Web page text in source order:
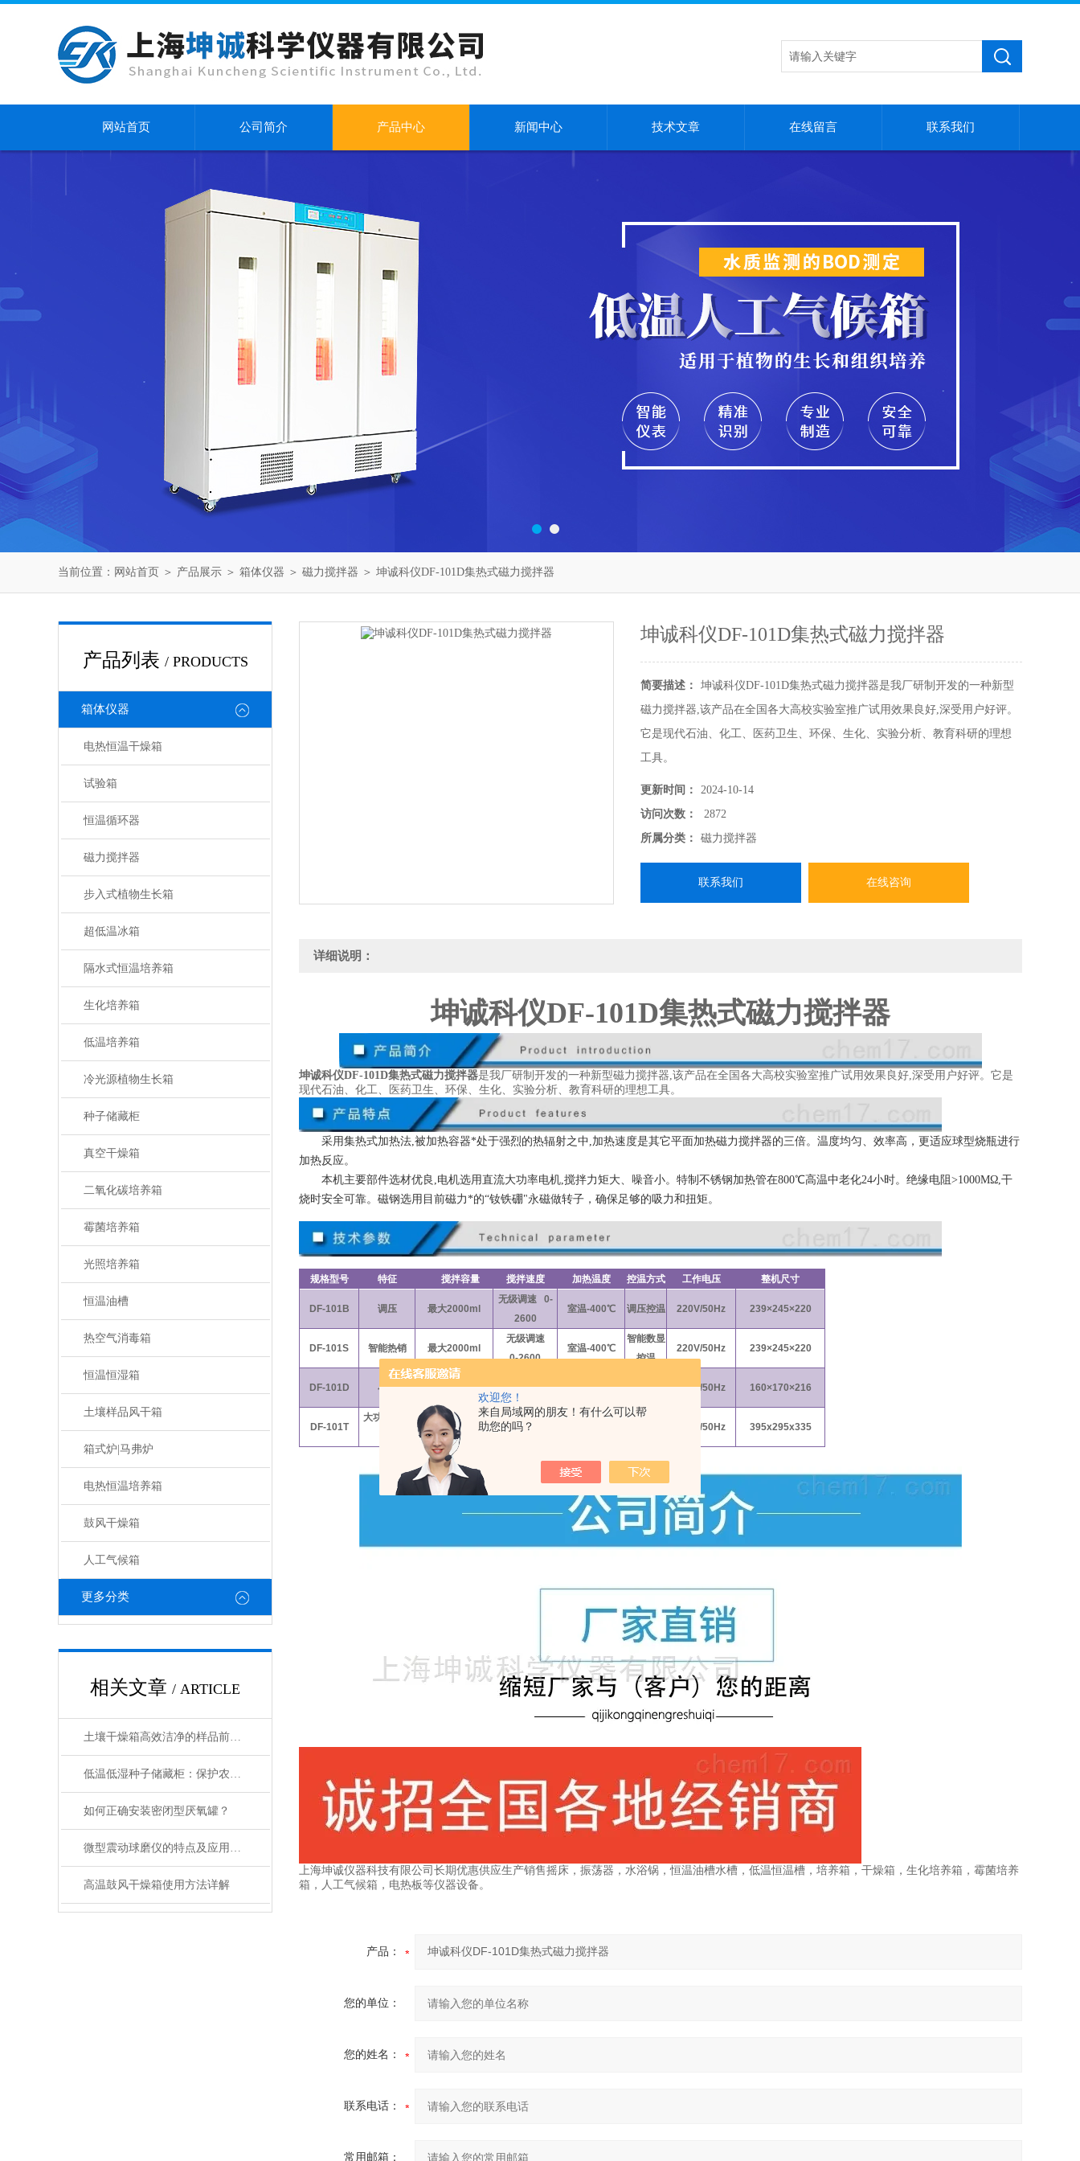
欢迎您！
来自局域网的朋友！有什么可以帮
助您的吗？
网站首页 公司简介 产品中心 新闻中心 技术文章 在线留言 联系我们
当前位置： 网站首页 ＞ 产品展示 ＞ 箱体仪器 ＞ 磁力搅拌器 ＞ 坤诚科仪DF-101D集热式磁力搅拌器
产品列表 / PRODUCTS
箱体仪器
电热恒温干燥箱
试验箱
恒温循环器
磁力搅拌器
步入式植物生长箱
超低温冰箱
隔水式恒温培养箱
生化培养箱
低温培养箱
冷光源植物生长箱
种子储藏柜
真空干燥箱
二氧化碳培养箱
霉菌培养箱
光照培养箱
恒温油槽
热空气消毒箱
恒温恒湿箱
土壤样品风干箱
箱式炉|马弗炉
电热恒温培养箱
鼓风干燥箱
人工气候箱
更多分类
相关文章 / ARTICLE
土壤干燥箱高效洁净的样品前处理设备
低温低湿种子储藏柜：保护农业未来的关键设备
如何正确安装密闭型厌氧罐？
微型震动球磨仪的特点及应用领域说明
高温鼓风干燥箱使用方法详解
坤诚科仪DF-101D集热式磁力搅拌器
简要描述：
坤诚科仪DF-101D集热式磁力搅拌器是我厂研制开发的一种新型
磁力搅拌器,该产品在全国各大高校实验室推广试用效果良好,深受用户好评。
它是现代石油、化工、医药卫生、环保、生化、实验分析、教育科研的理想
工具。
更新时间：
2024-10-14
访问次数：
2872
所属分类：
磁力搅拌器
联系我们 在线咨询
详细说明：
坤诚科仪DF-101D集热式磁力搅拌器
坤诚科仪DF-101D集热式磁力搅拌器是我厂研制开发的一种新型磁力搅拌器,该产品在全国各大高校实验室推广试用效果良好,深受用户好评。它是
现代石油、化工、医药卫生、环保、生化、实验分析、教育科研的理想工具。
采用集热式加热法,被加热容器*处于强烈的热辐射之中,加热速度是其它平面加热磁力搅拌器的三倍。温度均匀、效率高，更适应球型烧瓶进行
加热反应。
本机主要部件选材优良,电机选用直流大功率电机,搅拌力矩大、噪音小。特制不锈钢加热管在800℃高温中老化24小时。绝缘电阻>1000MΩ,干
烧时安全可靠。磁钢选用目前磁力*的“钕铁硼"永磁做转子，确保足够的吸力和扭矩。
规格型号 特征 搅拌容量 搅拌速度 加热温度 控温方式 工作电压 整机尺寸
DF-101B 调压 最大2000ml
无级调速 0-
2600
室温-400℃ 调压控温 220V/50Hz 239×245×220
DF-101S 智能热销 最大2000ml
无级调速
0-2600
室温-400℃
智能数显
控温
220V/50Hz 239×245×220
DF-101D 小型 最大1000ml
0-2600
室温-400℃ 220V/50Hz 160×170×216
DF-101T
大功率大容
最大15000ml
无级调速
智能数显
220V/50Hz 395x295x335
上海坤诚仪器科技有限公司长期优惠供应生产销售摇床，振荡器，水浴锅，恒温油槽水槽，低温恒温槽，培养箱，干燥箱，生化培养箱，霉菌培养
箱，人工气候箱，电热板等仪器设备。
产品：
您的单位：
您的姓名：
联系电话：
常用邮箱：